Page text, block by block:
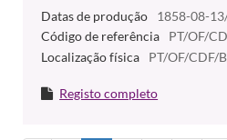
Datas de produção
1858-08-
Código de referência
PT/OF/
Localização física
PT/OF/CDF/
Registo completo